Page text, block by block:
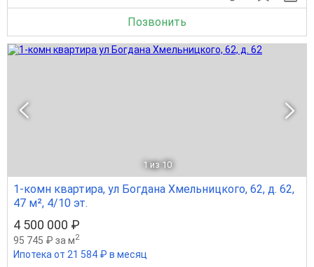
Позвонить
1 из 10
1-комн квартира, ул Богдана Хмельницкого, 62, д. 62,
47 м², 4/10 эт.
4 500 000 ₽
95 745 ₽ за м2
Ипотека от 21 584 ₽ в месяц